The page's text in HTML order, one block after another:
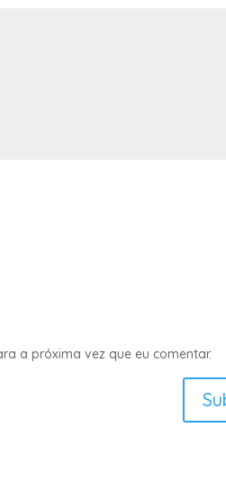
a próxima vez que eu comentar.